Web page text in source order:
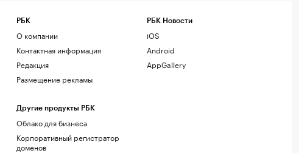
РБК
О компании
Контактная информация
Редакция
Размещение рекламы
Другие продукты РБК
Облако для бизнеса
Корпоративный регистратор
доменов
РБК Новости
iOS
Android
AppGallery